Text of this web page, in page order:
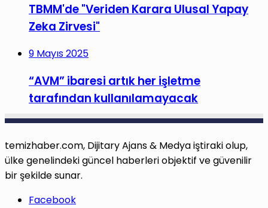
TBMM'de "Veriden Karara Ulusal Yapay
Zeka Zirvesi"
9 Mayıs 2025
“AVM” ibaresi artık her işletme
tarafından kullanılamayacak
temizhaber.com, Dijitary Ajans & Medya iştiraki olup,
ülke genelindeki güncel haberleri objektif ve güvenilir
bir şekilde sunar.
Facebook